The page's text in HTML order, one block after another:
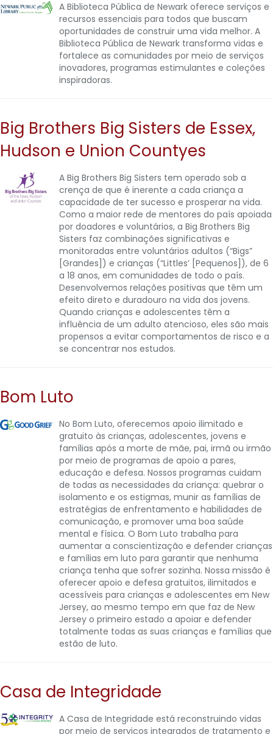
A Biblioteca Pública de Newark oferece serviços e
recursos essenciais para todos que buscam
oportunidades de construir uma vida melhor. A
Biblioteca Pública de Newark transforma vidas e
fortalece as comunidades por meio de serviços
inovadores, programas estimulantes e coleções
inspiradoras.
Big Brothers Big Sisters de Essex,
Hudson e Union Countyes
A Big Brothers Big Sisters tem operado sob a
crença de que é inerente a cada criança a
capacidade de ter sucesso e prosperar na vida.
Como a maior rede de mentores do país apoiada
por doadores e voluntários, a Big Brothers Big
Sisters faz combinações significativas e
monitoradas entre voluntários adultos (“Bigs”
[Grandes]) e crianças (“Littles’ [Pequenos]), de 6
a 18 anos, em comunidades de todo o país.
Desenvolvemos relações positivas que têm um
efeito direto e duradouro na vida dos jovens.
Quando crianças e adolescentes têm a
influência de um adulto atencioso, eles são mais
propensos a evitar comportamentos de risco e a
se concentrar nos estudos.
Bom Luto
No Bom Luto, oferecemos apoio ilimitado e
gratuito às crianças, adolescentes, jovens e
famílias após a morte de mãe, pai, irmã ou irmão
por meio de programas de apoio a pares,
educação e defesa. Nossos programas cuidam
de todas as necessidades da criança: quebrar o
isolamento e os estigmas, munir as famílias de
estratégias de enfrentamento e habilidades de
comunicação, e promover uma boa saúde
mental e física. O Bom Luto trabalha para
aumentar a conscientização e defender crianças
e famílias em luto para garantir que nenhuma
criança tenha que sofrer sozinha. Nossa missão é
oferecer apoio e defesa gratuitos, ilimitados e
acessíveis para crianças e adolescentes em New
Jersey, ao mesmo tempo em que faz de New
Jersey o primeiro estado a apoiar e defender
totalmente todas as suas crianças e famílias que
estão de luto.
Casa de Integridade
A Casa de Integridade está reconstruindo vidas
por meio de serviços integrados de tratamento e